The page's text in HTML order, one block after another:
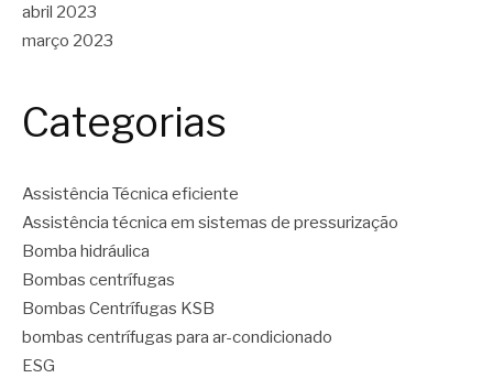
abril 2023
março 2023
Categorias
Assistência Técnica eficiente
Assistência técnica em sistemas de pressurização
Bomba hidráulica
Bombas centrífugas
Bombas Centrífugas KSB
bombas centrífugas para ar-condicionado
ESG